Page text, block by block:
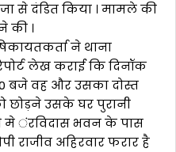
से दंडित किया । मामले की
की ।
ने थाना
लेख कराई कि दिनॉक
बजे वह और उसका दोस्त
छोड़ने उसके घर पुरानी
मे ंरविदास भवन के पास
राजीव अहिरवार फरार है